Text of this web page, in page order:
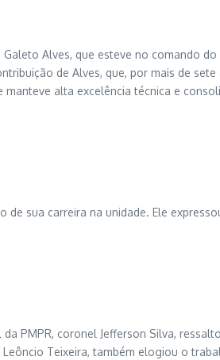
Alves, que esteve no comando
de Alves, que, por mais de
alta excelência técnica e
sua carreira na unidade. Ele
PMPR, coronel Jefferson Silva,
Teixeira, também elogiou o